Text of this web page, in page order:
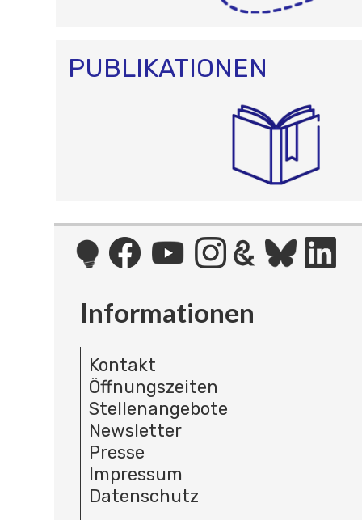
PUBLIKATIONEN
Informationen
Kontakt
Öffnungszeiten
Stellenangebote
Newsletter
Presse
Impressum
Datenschutz